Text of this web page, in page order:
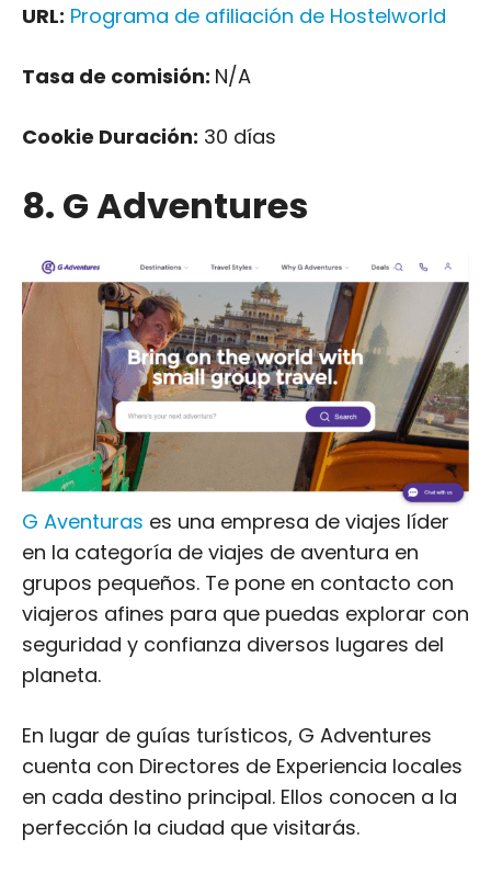
URL: Programa de afiliación de Hostelworld
Tasa de comisión: N/A
Cookie Duración: 30 días
8. G Adventures
G Aventuras es una empresa de viajes líder
en la categoría de viajes de aventura en
grupos pequeños. Te pone en contacto con
viajeros afines para que puedas explorar con
seguridad y confianza diversos lugares del
planeta.
En lugar de guías turísticos, G Adventures
cuenta con Directores de Experiencia locales
en cada destino principal. Ellos conocen a la
perfección la ciudad que visitarás.